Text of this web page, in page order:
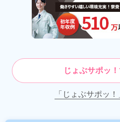
じょぶサポッ
「じょぶサポッ